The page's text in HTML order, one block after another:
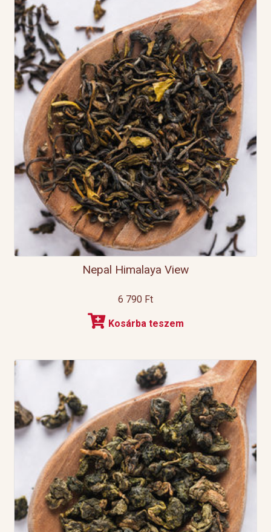
Nepal Himalaya View
6 790 Ft
Kosárba teszem